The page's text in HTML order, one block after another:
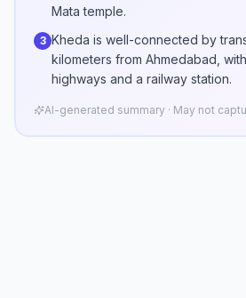
Mata temple.
3 Kheda is well-connected by
kilometers from Ahmedabad,
highways and a railway station.
AI-generated summary · May not